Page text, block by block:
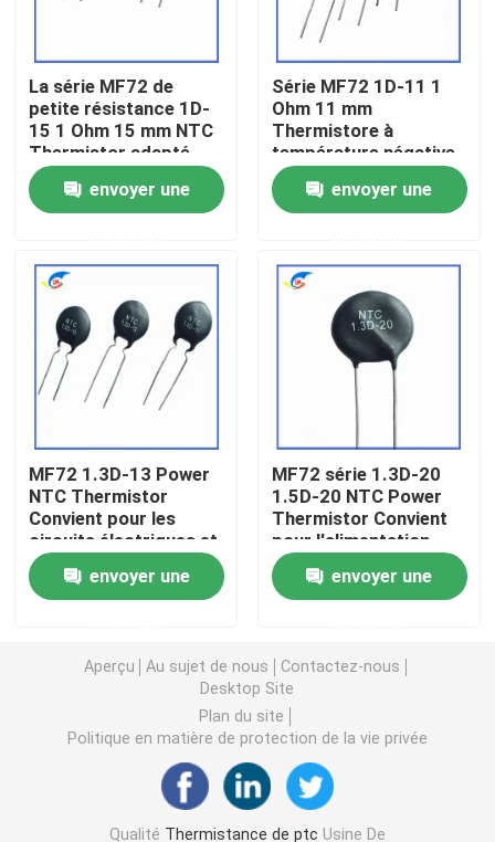
Contrôle de la qualité
Nous contacter
Nouvelles
Les affaires
Thermistance de ptc
Puce de chauffage PTC
Thermistors NTC
Thermistance de SMD NTC
Capteur de température de NTC
Varistance CMS
La série MF72 de
petite résistance 1D-
15 1 Ohm 15 mm NTC
Thermistor adapté
pour la commutation
de l'adaptateur de
puissance
envoyer une
Série MF72 1D-11 1
Ohm 11 mm
Thermistore à
température négative
pour l'alimentation
électriqueenvoyer une
MF72 1.3D-13 Power
NTC Thermistor
Convient pour les
circuits électriques et
les appareils
électroménagers
Suppression du
envoyer une
MF72 série 1.3D-20
1.5D-20 NTC Power
Thermistor Convient
pour l'alimentation
électrique à haute
puissanceenvoyer une
Aperçu Au sujet de nous
Contactez-nous
Desktop Site
Plan du site
Politique en matière de protection de la vie privée
Qualité Thermistance de ptc Usine De